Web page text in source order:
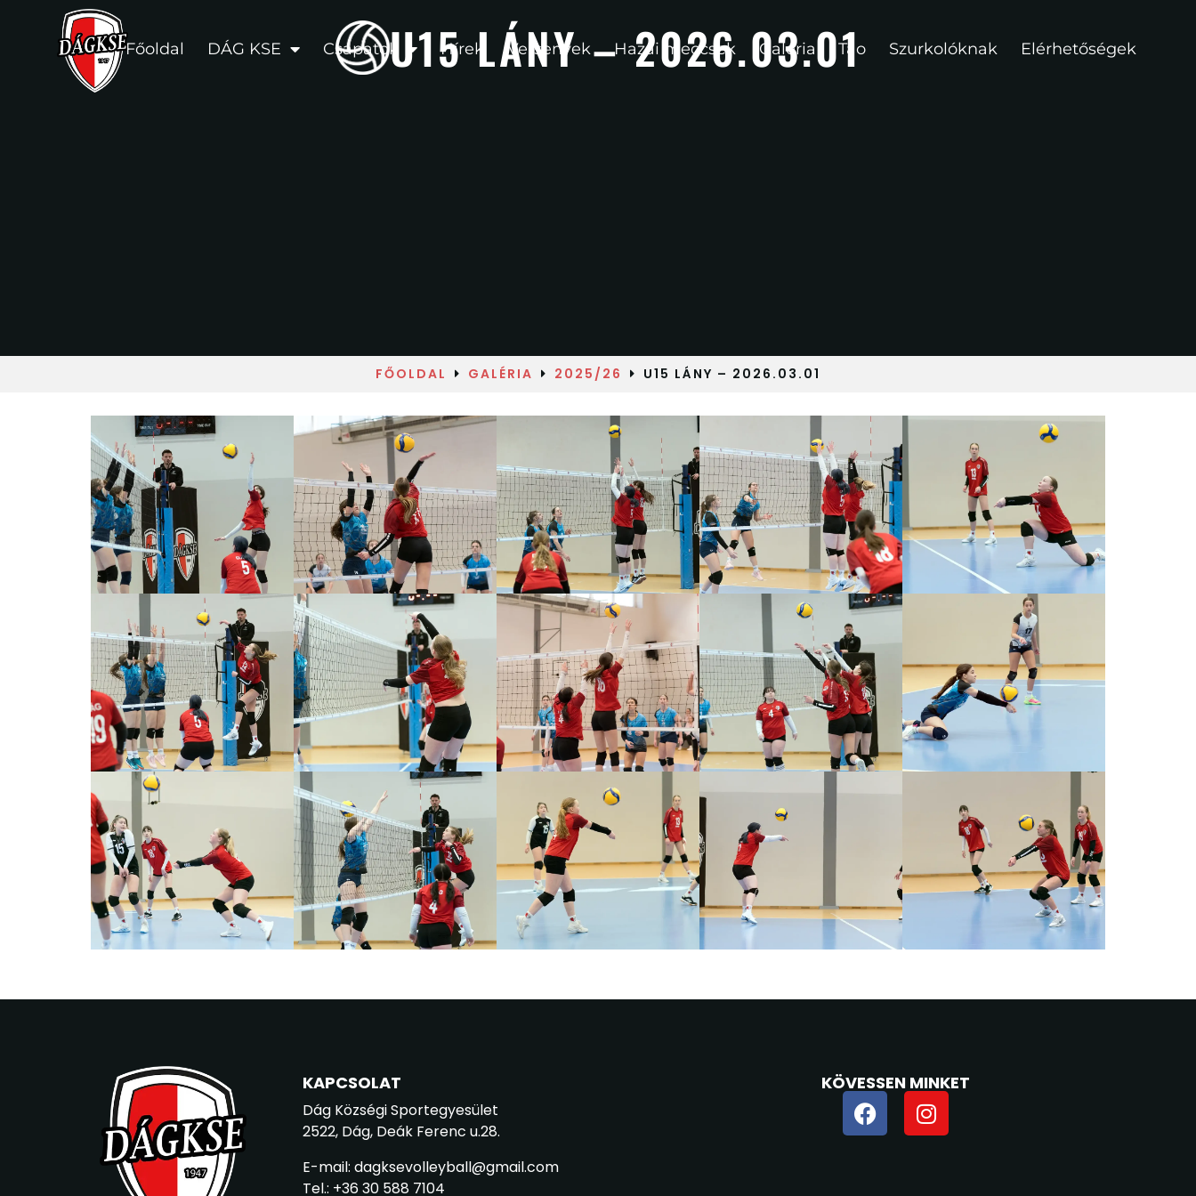
Főoldal DÁG KSE Csapatok Hírek Versenyek Hazai meccsek Galéria Tao Szurkolóknak Elérhetőségek
U15 LÁNY – 2026.03.01
FŐOLDAL GALÉRIA 2025/26 U15 LÁNY – 2026.03.01
KAPCSOLAT
Dág Községi Sportegyesület
2522, Dág, Deák Ferenc u.28.
E-mail: dagksevolleyball@gmail.com
Tel.: +36 30 588 7104
KÖVESSEN MINKET